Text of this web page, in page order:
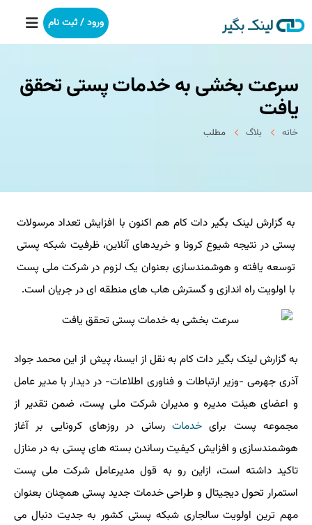
خانه
بکلینک
خدمات ما
درباره ما
آموزش
ورود / ثبت نام
سرعت بخشی به خدمات پستی تحقق
یافت
خانه بلاگ مطلب
به گزارش لینک بگیر دات کام هم اکنون با افزایش تعداد مرسولات
پستی در نتیجه شیوع کرونا و خریدهای آنلاین، ظرفیت شبکه پستی
توسعه یافته و هوشمندسازی بعنوان یک لزوم در شرکت ملی پست
با اولویت راه اندازی و گسترش هاب های منطقه ای در جریان است.
به گزارش لینک بگیر دات کام به نقل از ایسنا، پیش از این محمد جواد
آذری جهرمی -وزیر ارتباطات و فناوری اطلاعات- در دیدار با مدیر عامل
و اعضای هیئت مدیره و مدیران شرکت ملی پست، ضمن تقدیر از
مجموعه پست برای خدمات رسانی در روزهای کرونایی بر آغاز
هوشمندسازی و افزایش کیفیت رساندن بسته های پستی به در منازل
تاکید داشته است، ازاین رو به قول مدیرعامل شرکت ملی پست
استمرار تحول دیجیتال و طراحی خدمات جدید پستی همچنان بعنوان
مهم ترین اولویت سالجاری شبکه پستی کشور به جدیت دنبال می